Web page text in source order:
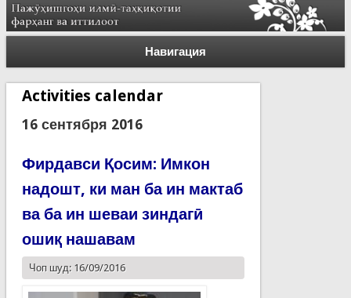
Навигация
Activities calendar
16 сентября 2016
Фирдавси Қосим: Имкон
надошт, ки ман ба ин мактаб
ва ба ин шеваи зиндагӣ
ошиқ нашавам
Чоп шуд: 16/09/2016